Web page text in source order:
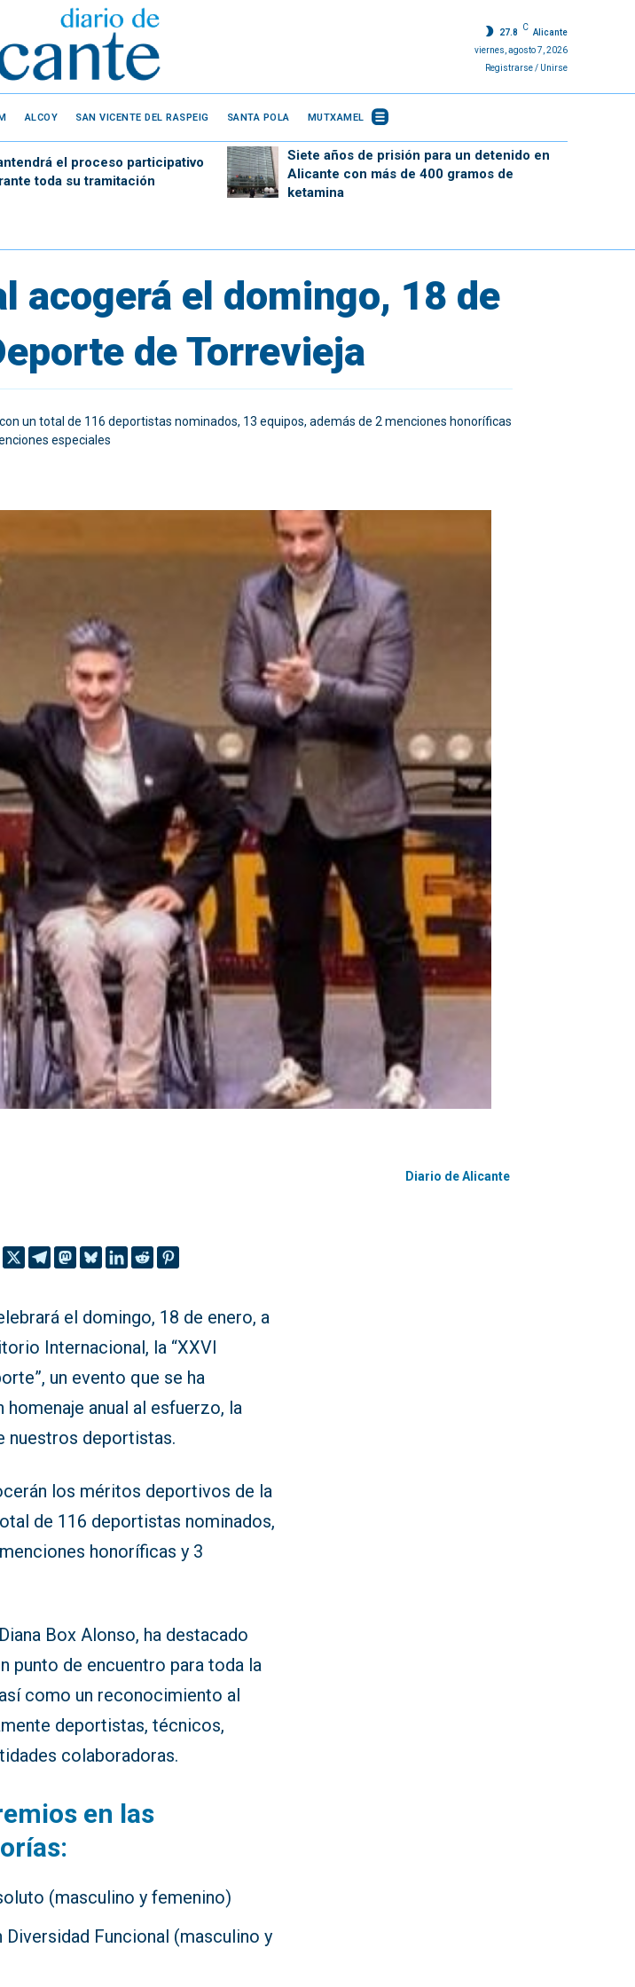
27.8
C
Alicante
viernes, agosto 7, 2026
Registrarse / Unirse
ALCOY SAN VICENTE DEL RASPEIG SANTA POLA MUTXAMEL
el proceso participativo
toda su tramitación
Siete años de prisión para un detenido en
Alicante con más de 400 gramos de
ketamina
acogerá el domingo, 18 de
de Torrevieja
un total de 116 deportistas nominados, 13 equipos, además de 2 menciones honoríficas
especiales
Diario de Alicante
el domingo, 18 de enero, a
Internacional, la “XXVI
un evento que se ha
anual al esfuerzo, la
nuestros deportistas.
los méritos deportivos de la
de 116 deportistas nominados,
honoríficas y 3
Box Alonso, ha destacado
punto de encuentro para toda la
como un reconocimiento al
deportistas, técnicos,
colaboradoras.
en las
(masculino y femenino)
Funcional (masculino y